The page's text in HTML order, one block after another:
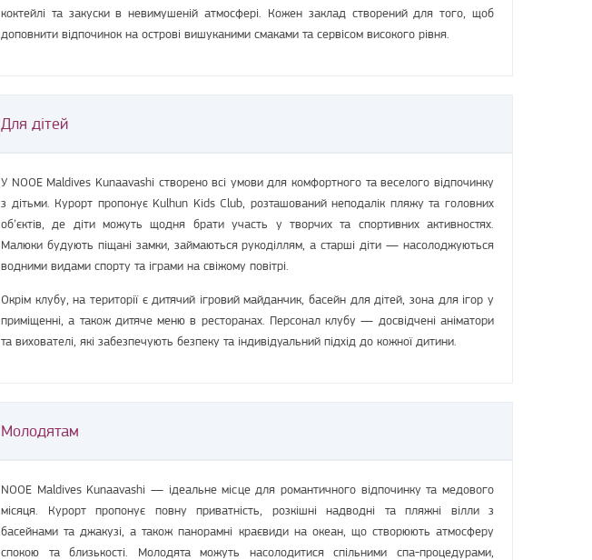
коктейлі та закуски в невимушеній атмосфері. Кожен заклад створений для того, щоб
доповнити відпочинок на острові вишуканими смаками та сервісом високого рівня.
Для дітей
У NOOE Maldives Kunaavashi створено всі умови для комфортного та веселого відпочинку
з дітьми. Курорт пропонує Kulhun Kids Club, розташований неподалік пляжу та головних
об’єктів, де діти можуть щодня брати участь у творчих та спортивних активностях.
Малюки будують піщані замки, займаються рукоділлям, а старші діти — насолоджуються
водними видами спорту та іграми на свіжому повітрі.
Окрім клубу, на території є дитячий ігровий майданчик, басейн для дітей, зона для ігор у
приміщенні, а також дитяче меню в ресторанах. Персонал клубу — досвідчені аніматори
та вихователі, які забезпечують безпеку та індивідуальний підхід до кожної дитини.
Молодятам
NOOE Maldives Kunaavashi — ідеальне місце для романтичного відпочинку та медового
місяця. Курорт пропонує повну приватність, розкішні надводні та пляжні вілли з
басейнами та джакузі, а також панорамні краєвиди на океан, що створюють атмосферу
спокою та близькості. Молодята можуть насолодитися спільними спа-процедурами,